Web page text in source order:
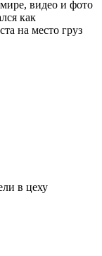
видео и фото
как
на место груз
в цеху